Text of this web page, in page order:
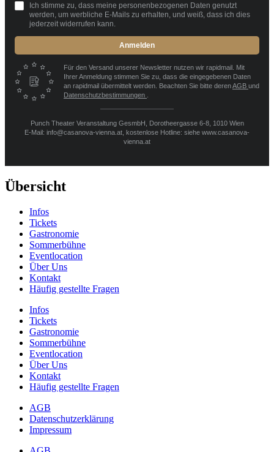
Ich stimme zu, dass meine personenbezogenen Daten genutzt
werden, um werbliche E-Mails zu erhalten, und weiß, dass ich dies
jederzeit widerrufen kann.
Anmelden
Für den Versand unserer Newsletter nutzen wir rapidmail. Mit
Ihrer Anmeldung stimmen Sie zu, dass die eingegebenen Daten
an rapidmail übermittelt werden. Beachten Sie bitte derenAGB und
Datenschutzbestimmungen
Punch Theater Veranstaltung GesmbH, Dorotheergasse 6-8, 1010 Wien
E-Mail: info@casanova-vienna.at, kostenlose Hotline: siehe www.casanova-
vienna.at
Übersicht
Infos
Tickets
Gastronomie
Sommerbühne
Eventlocation
Über Uns
Kontakt
Häufig gestellte Fragen
Infos
Tickets
Gastronomie
Sommerbühne
Eventlocation
Über Uns
Kontakt
Häufig gestellte Fragen
AGB
Datenschutzerklärung
Impressum